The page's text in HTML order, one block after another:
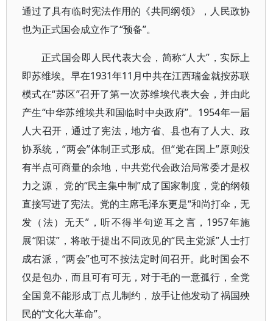
通过了具有临时宪法作用的《共同纲领》，人民政协
也为正式国会成立作了“预备”。
正式国会即人民代表大会，简称“人大”，实际上
即苏维埃。早在1931年11月中共在江西瑞金就按苏联
模式在“苏区”召开了第一次苏维埃代表大会，并由此
产生“中华苏维埃共和国临时中央政府”。1954年一届
人大召开，通过了宪法，地方省、县也有了人大、政
协系统，“两会”体制正式形成。但“党在国上”原则没
有半点可商量的余地，中共党代会政治局常委才是权
力之源， 党的“民主集中制”成了国家制度，党的纲领
直接写进了宪法。党的主席毛泽东更是“和尚打伞，无
发（法）无天”，听不得半句逆耳之言，1957年施
展“阳谋”，将敢于提出不同政见的“民主党派”人士打
成右派，“两会”也可不按法定时间召开。此时国会不
仅是包办，而且可有可无，对于毛的一意孤行，全党
全国竟不能形成丁点儿制约，放手让他发动了祸国殃
民的“文化大革命”。